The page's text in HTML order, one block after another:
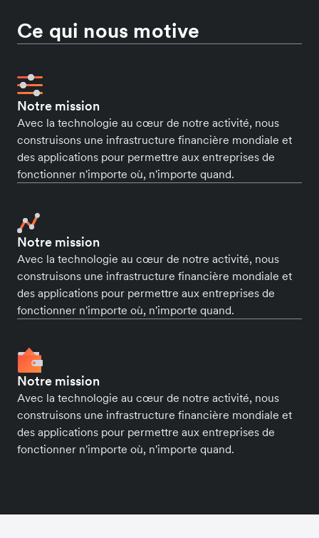
Ce qui nous motive
Notre mission
Avec la technologie au cœur de notre activité, nous
construisons une infrastructure financière mondiale et
des applications pour permettre aux entreprises de
fonctionner n'importe où, n'importe quand.
Notre mission
Avec la technologie au cœur de notre activité, nous
construisons une infrastructure financière mondiale et
des applications pour permettre aux entreprises de
fonctionner n'importe où, n'importe quand.
Notre mission
Avec la technologie au cœur de notre activité, nous
construisons une infrastructure financière mondiale et
des applications pour permettre aux entreprises de
fonctionner n'importe où, n'importe quand.